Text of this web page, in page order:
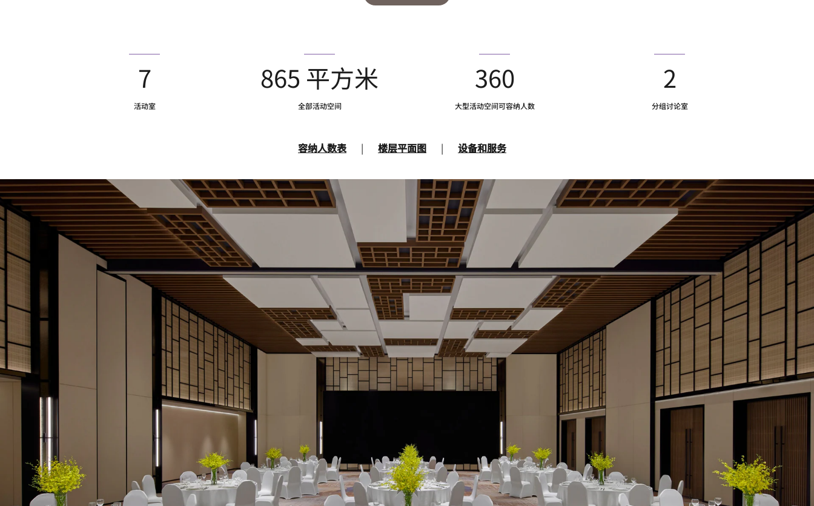
7
活动室
865 平方米
全部活动空间
360
大型活动空间可容纳人数
2
分组讨论室
容纳人数表 | 楼层平面图 | 设备和服务